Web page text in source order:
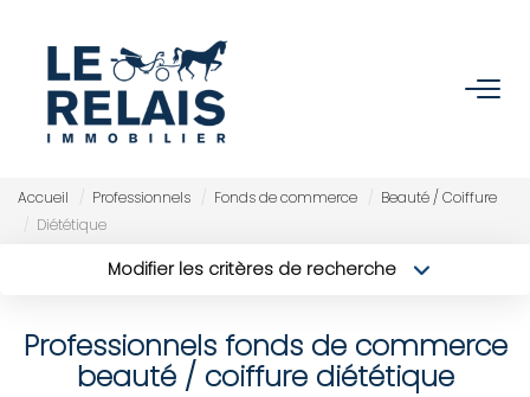
ACHETER
VENDRE/ESTIMER
Accueil Professionnels Fonds de commerce
Beauté / Coiffure
Diététique
Modifier les critères de recherche
Sélectionnez...
Type de bien
Surface min
Professionnels fonds de commerce
beauté / coiffure diététique